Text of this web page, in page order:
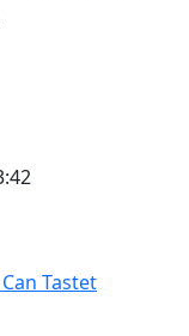
Tastet